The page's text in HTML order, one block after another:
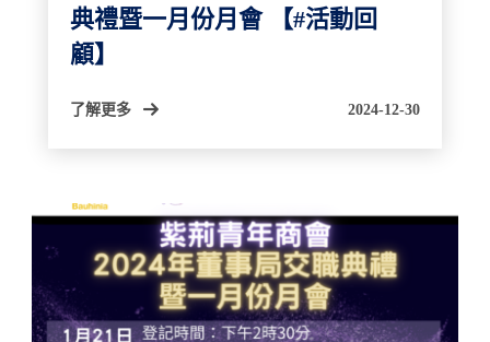
典禮暨一月份月會 【#活動回
顧】
了解更多 2024-12-30